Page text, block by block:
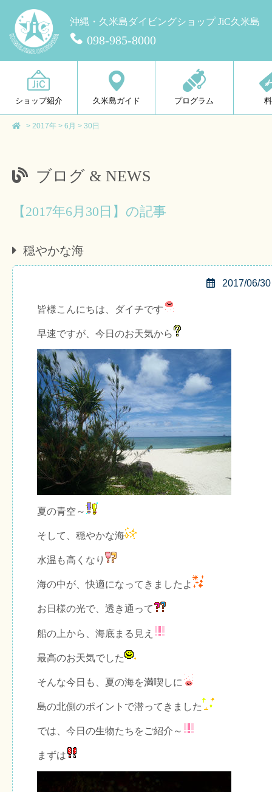
沖縄・久米島ダイビングショップ JiC久米島
098-985-8000
ショップ紹介 久米島ガイド プログラム
> 2017年 > 6月 > 30日
ブログ & NEWS
【2017年6月30日】の記事
穏やかな海
2017/06/30
皆様こんにちは、ダイチです
早速ですが、今日のお天気から
夏の青空～
そして、穏やかな海
水温も高くなり
海の中が、快適になってきましたよ
お日様の光で、透き通って
船の上から、海底まる見え
最高のお天気でした
そんな今日も、夏の海を満喫しに
島の北側のポイントで潜ってきました
では、今日の生物たちをご紹介～
まずは